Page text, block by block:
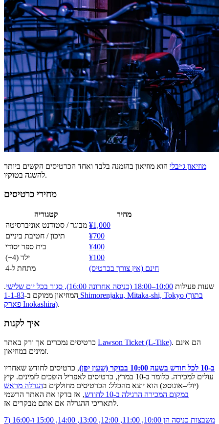
מוזיאון ג׳יבלי הוא מוזיאון בהזמנה בלבד ואחד הכרטיסים הקשים ביותר
להשגה בטוקיו.
מחירי כרטיסים
קטגוריה
מחיר
מבוגר / סטודנט אוניברסיטה ¥1,000
תיכון / חטיבת ביניים
¥700
בית ספר יסודי
¥400
ילד (4+)
¥100
מתחת ל-4
חינם (אין צורך בכרטיס)
שעות פעילות 10:00–18:00 (כניסה אחרונה 16:00), סגור בכל יום שלישי
.
המוזיאון ממוקם ב-1-1-83 Shimorenjaku, Mitaka-shi, Tokyo (בתוך
פארק Inokashira).
איך לקנות
Lawson Ticket (L-Tike). הם אינם
זמינים במוזיאון.
ב-10 לכל חודש בשעה 10:00 בבוקר (שעון יפן)
, כרטיסים לחודש שאחריו
עולים למכירה. כלומר ב-10 במרץ, כרטיסים לאפריל הופכים לזמינים. קיץ
(יולי–אוגוסט) הוא יוצא מהכלל: הכרטיסים מחולקים בהגרלה מראש
במקום המכירה הרגילה ב-10 לחודש
, אז בדקו את האתר הרשמי
לתאריכי ההגרלה אם אתם מבקרים אז.
משבצות כניסה הן 10:00, 11:00, 12:00, 13:00, 14:00, 15:00 ו-16:00 (7